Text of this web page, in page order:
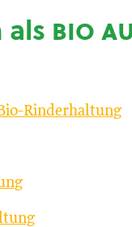
als bio
Rinderhaltung